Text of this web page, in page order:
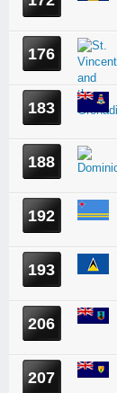
176
183
188
192
193
206
207